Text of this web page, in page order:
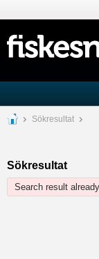
Sökresultat
Sökresultat
Search result